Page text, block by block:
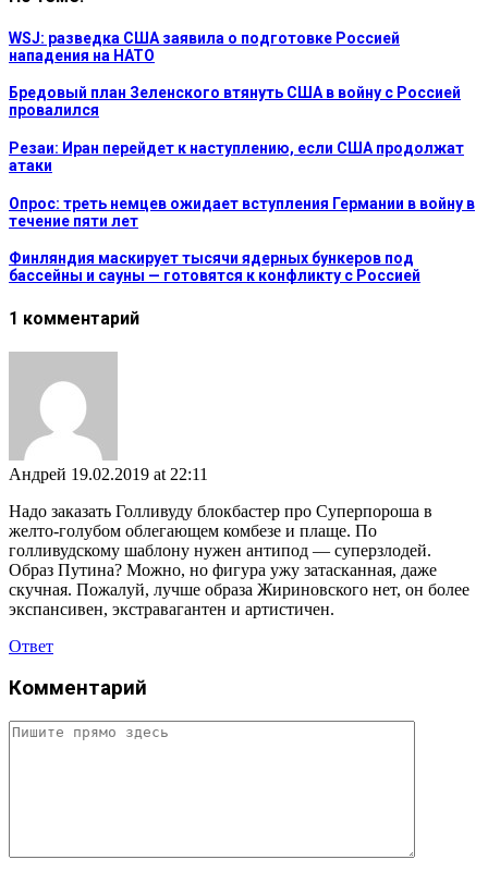
WSJ: разведка США заявила о подготовке Россией
нападения на НАТО
Бредовый план Зеленского втянуть США в войну с Россией
провалился
Резаи: Иран перейдет к наступлению, если США продолжат
атаки
Опрос: треть немцев ожидает вступления Германии в войну в
течение пяти лет
Финляндия маскирует тысячи ядерных бункеров под
бассейны и сауны — готовятся к конфликту с Россией
1 комментарий
Андрей 19.02.2019 at 22:11
Надо заказать Голливуду блокбастер про Суперпороша в
желто-голубом облегающем комбезе и плаще. По
голливудскому шаблону нужен антипод — суперзлодей.
Образ Путина? Можно, но фигура ужу затасканная, даже
скучная. Пожалуй, лучше образа Жириновского нет, он более
экспансивен, экстравагантен и артистичен.
Ответ
Комментарий